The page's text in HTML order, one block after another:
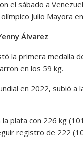
el sábado a
Julio Mayora
Álvarez
la primera medalla
en los 59 kg.
en 2022, subió a
plata con 226 kg
registro de 222